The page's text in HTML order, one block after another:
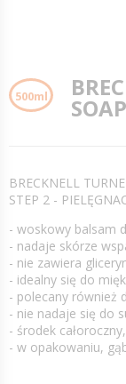
500ml
BRECKNELL
STEP 2 -
- woskowy balsam
- nadaje skórze
- nie zawiera
- idealny się do
- polecany również
- nie nadaje się do
- środek
- w opakowaniu,